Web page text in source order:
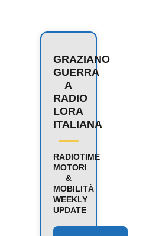
GRAZIANO
GUERRA
A
RADIO
LORA
ITALIANA
RADIOTIME
MOTORI
&
MOBILITÀ
WEEKLY
UPDATE